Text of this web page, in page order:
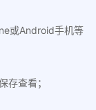
或Android手机等
存查看；